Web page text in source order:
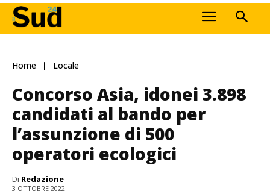
Home Locale
Concorso Asia, idonei 3.898
candidati al bando per
l’assunzione di 500
operatori ecologici
Di Redazione
3 OTTOBRE 2022